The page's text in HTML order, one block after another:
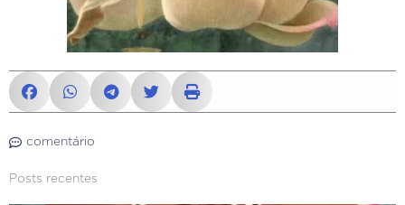
comentário
Posts recentes